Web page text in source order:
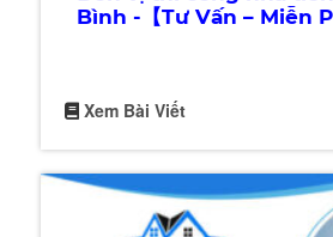
Bình -【Tư Vấn – Miễn
Xem Bài Viết